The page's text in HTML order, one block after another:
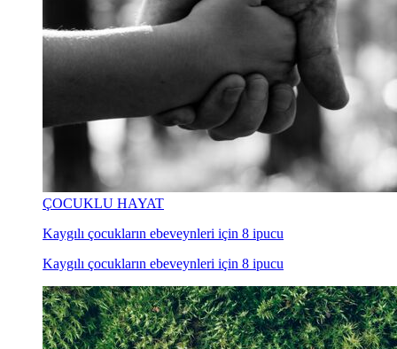
ÇOCUKLU HAYAT
Kaygılı çocukların ebeveynleri için 8 ipucu
Kaygılı çocukların ebeveynleri için 8 ipucu